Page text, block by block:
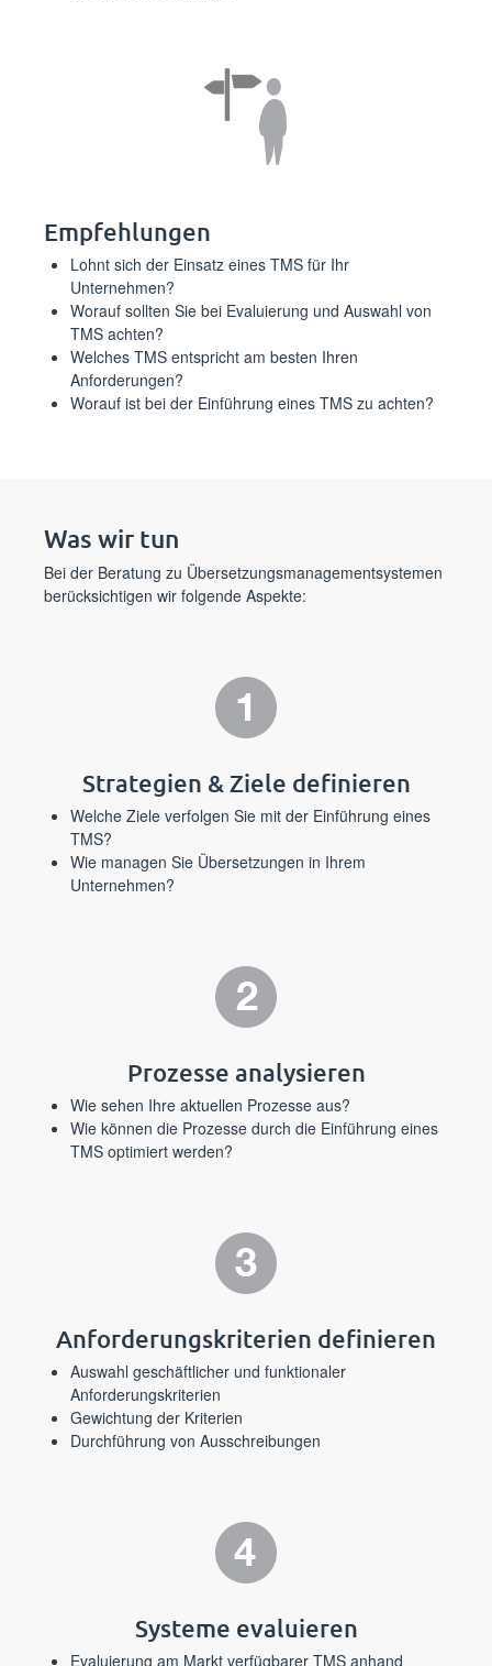
Empfehlungen
Lohnt sich der Einsatz eines TMS für Ihr
Unternehmen?
Worauf sollten Sie bei Evaluierung und Auswahl von
TMS achten?
Welches TMS entspricht am besten Ihren
Anforderungen?
Worauf ist bei der Einführung eines TMS zu achten?
Was wir tun
Bei der Beratung zu Übersetzungsmanagementsystemen
berücksichtigen wir folgende Aspekte:
Strategien & Ziele definieren
Welche Ziele verfolgen Sie mit der Einführung eines
TMS?
Wie managen Sie Übersetzungen in Ihrem
Unternehmen?
Prozesse analysieren
Wie sehen Ihre aktuellen Prozesse aus?
Wie können die Prozesse durch die Einführung eines
TMS optimiert werden?
Anforderungs­kriterien definieren
Auswahl geschäftlicher und funktionaler
Anforderungskriterien
Gewichtung der Kriterien
Durchführung von Ausschreibungen
Systeme evaluieren
Evaluierung am Markt verfügbarer TMS anhand